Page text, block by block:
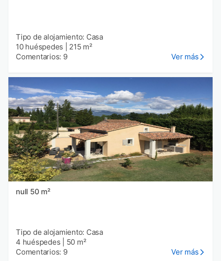
Tipo de alojamiento: Casa
10 huéspedes
215 m²
Comentarios: 9
Ver más
null 50 m²
Tipo de alojamiento: Casa
4 huéspedes
50 m²
Comentarios: 9
Ver más